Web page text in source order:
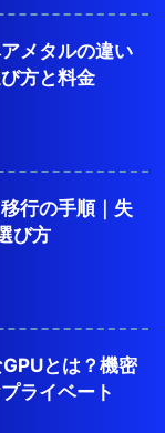
メタルの違い
方と料金
行の手順｜失
び方
とは？機密
ライベート